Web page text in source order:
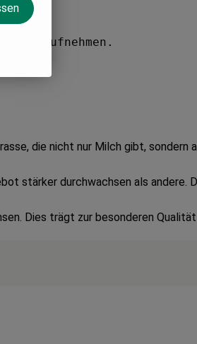
aufnehmen.
die nicht nur Milch gibt, sondern
stärker durchwachsen als andere.
Dies trägt zur besonderen